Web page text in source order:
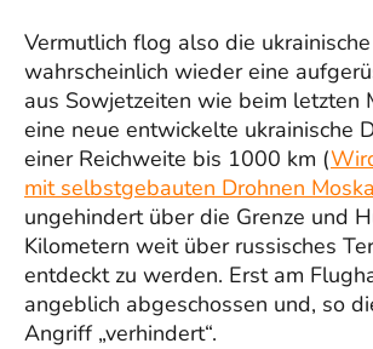
Vermutlich flog also die
wahrscheinlich wieder eine
aus Sowjetzeiten wie beim letzten
eine neue entwickelte ukrainische
einer Reichweite bis 1000 km (
mit selbstgebauten Drohnen
ungehindert über die Grenze und
Kilometern weit über russisches
entdeckt zu werden. Erst am
angeblich abgeschossen und, so
Angriff „verhindert“.